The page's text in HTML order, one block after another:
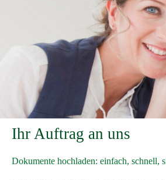
Ihr Auftrag an uns
Dokumente hochladen: einfach, schnell,